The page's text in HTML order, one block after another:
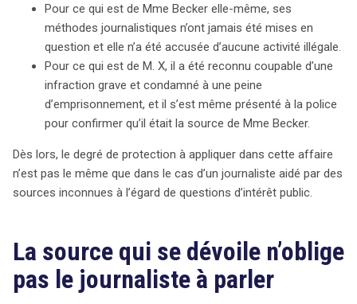
Pour ce qui est de Mme Becker elle-même, ses
méthodes journalistiques n’ont jamais été mises en
question et elle n’a été accusée d’aucune activité illégale.
Pour ce qui est de M. X, il a été reconnu coupable d’une
infraction grave et condamné à une peine
d’emprisonnement, et il s’est même présenté à la police
pour confirmer qu’il était la source de Mme Becker.
Dès lors, le degré de protection à appliquer dans cette affaire
n’est pas le même que dans le cas d’un journaliste aidé par des
sources inconnues à l’égard de questions d’intérêt public.
La source qui se dévoile n’oblige
pas le journaliste à parler